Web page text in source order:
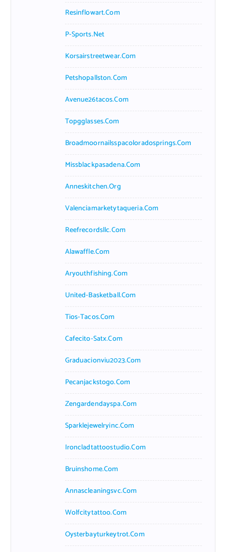
Resinflowart.com
P-Sports.net
Korsairstreetwear.com
Petshopallston.com
Avenue26tacos.com
Topgglasses.com
Broadmoornailsspacoloradosprings.com
Missblackpasadena.com
Anneskitchen.org
Valenciamarketytaqueria.com
Reefrecordsllc.com
Alawaffle.com
Aryouthfishing.com
United-Basketball.com
Tios-Tacos.com
Cafecito-Satx.com
Graduacionviu2023.com
Pecanjackstogo.com
Zengardendayspa.com
Sparklejewelryinc.com
Ironcladtattoostudio.com
Bruinshome.com
Annascleaningsvc.com
Wolfcitytattoo.com
Oysterbayturkeytrot.com